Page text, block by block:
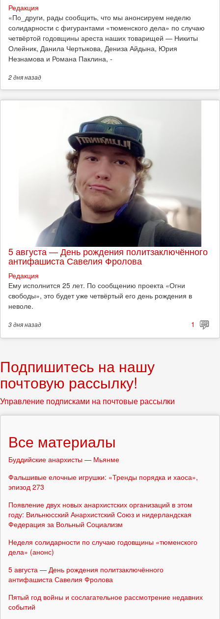
Редакция
​«По_други, рады сообщить, что мы анонсируем неделю
солидарности с фигурантами «тюменского дела» по случаю
четвёртой годовщины ареста наших товарищей — Никиты
Олейник, Данила Чертыкова, Дениза Айдына, Юрия
Незнамова и Романа Паклина, -
2 дняназад
5 августа — День рождения политзаключённого
антифашиста Савелия Фролова
Редакция
Ему исполнится 25 лет. По сообщению проекта «Огни
свободы», это будет уже четвёртый его день рождения в
неволе.
3 дняназад 1
Подпишитесь на нашу
почтовую рассылку!
Управление подписками на почтовые рассылки
Все материалы
Буддийские анархисты — Мьянме
Фальшивые елочные игрушки: «Тренды порядка и хаоса»,
эпизод 273
Появление двух новых анархистских организаций в этом
году: Вильнюсский Анархистский Союз и нидерландская
Федерация за Вольный Социализм
Неделя солидарности по случаю годовщины «тюменского
дела» (анонс)
5 августа — День рождения политзаключённого
антифашиста Савелия Фролова
Пятый год войны и сослагательное рассмотрение недавних
событий